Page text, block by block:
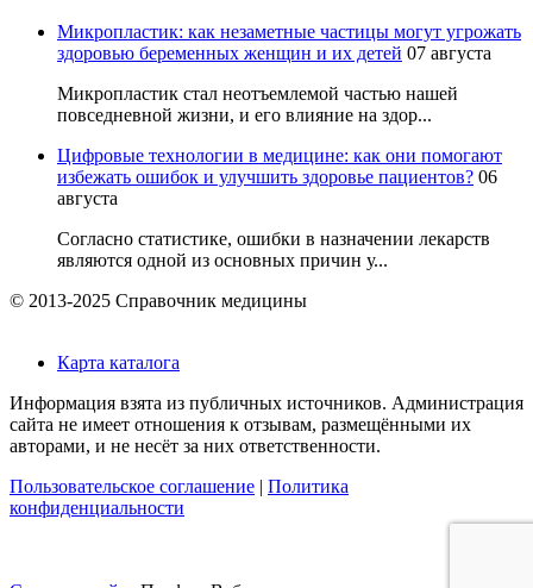
Микропластик: как незаметные частицы могут угрожать
здоровью беременных женщин и их детей 07 августа
Микропластик стал неотъемлемой частью нашей
повседневной жизни, и его влияние на здор...
Цифровые технологии в медицине: как они помогают
избежать ошибок и улучшить здоровье пациентов? 06
августа
Согласно статистике, ошибки в назначении лекарств
являются одной из основных причин у...
© 2013-2025 Справочник медицины
Карта каталога
Информация взята из публичных источников. Администрация
сайта не имеет отношения к отзывам, размещёнными их
авторами, и не несёт за них ответственности.
Пользовательское соглашение | Политика
конфиденциальности